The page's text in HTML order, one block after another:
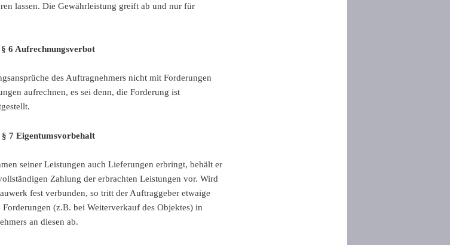
lassen. Die Gewährleistung greift ab und nur für
§ 6 Aufrechnungsverbot
des Auftragnehmers nicht mit Forderungen
aufrechnen, es sei denn, die Forderung ist
§ 7 Eigentumsvorbehalt
seiner Leistungen auch Lieferungen erbringt, behält er
Zahlung der erbrachten Leistungen vor. Wird
fest verbunden, so tritt der Auftraggeber etwaige
(z.B. bei Weiterverkauf des Objektes) in
an diesen ab.